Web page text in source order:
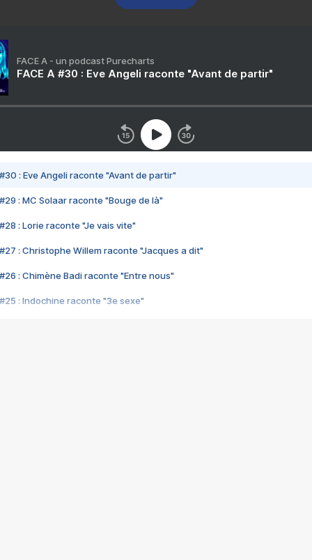
FACE A - un podcast Purecharts
FACE A #30 : Eve Angeli raconte "Avant de partir"
#30 : Eve Angeli raconte "Avant de partir"
#29 : MC Solaar raconte "Bouge de là"
#28 : Lorie raconte "Je vais vite"
#27 : Christophe Willem raconte "Jacques a dit"
#26 : Chimène Badi raconte "Entre nous"
#25 : Indochine raconte "3e sexe"